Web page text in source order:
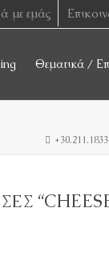
με εμάς
Θεματικά /